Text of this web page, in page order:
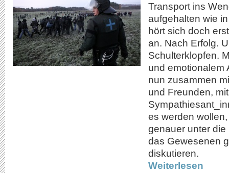
Transport ins
aufgehalten wie
hört sich doch
an. Nach Erfolg.
Schulterklopfen.
und emotionalem
nun zusammen
und Freunden, mit
es werden wollen,
genauer unter
das Gewesenen
diskutieren.
Weiterlesen